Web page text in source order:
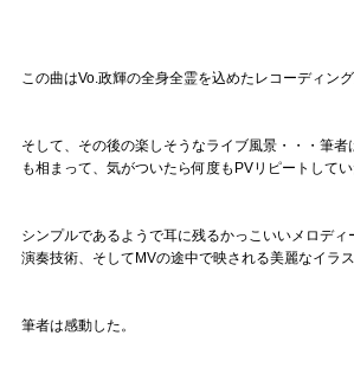
この曲はVo.政輝の全身全霊を込めたレコーディング
そして、その後の楽しそうなライブ風景・・・筆者
も相まって、気がついたら何度もPVリピートしてい
シンプルであるようで耳に残るかっこいいメロディ
演奏技術、そしてMVの途中で映される美麗なイラス
筆者は感動した。